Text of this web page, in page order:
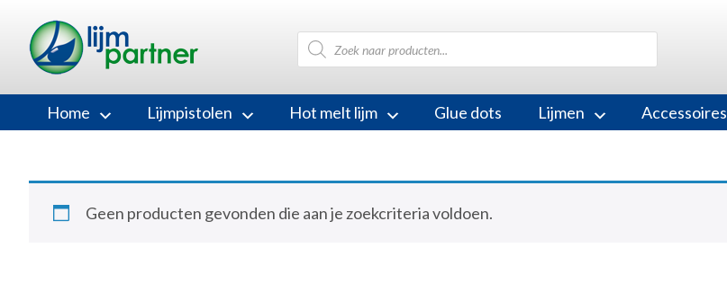
Producten
zoeken
Home Lijmpistolen Hot melt lijm Glue dots Lijmen Accessoires
Geen producten gevonden die aan je zoekcriteria voldoen.